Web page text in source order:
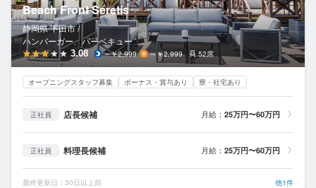
Beach Front Seretis
静岡県 下田市 /
ハンバーガー、バーベキュー
3.08 ～￥2,999 ～￥2,999 52席
オープニングスタッフ募集 ボーナス・賞与あり 寮・社宅あり
正社員 店長候補 月給： 25万円〜60万円
正社員 料理長候補 月給： 25万円〜60万円
最終更新日：30日以上前 他1件